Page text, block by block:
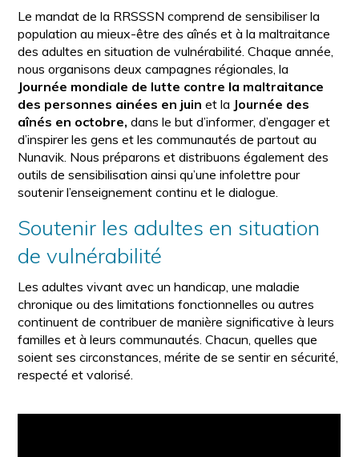
Le mandat de la RRSSSN comprend de sensibiliser la
population au mieux-être des aînés et à la maltraitance
des adultes en situation de vulnérabilité. Chaque année,
nous organisons deux campagnes régionales, la
Journée mondiale de lutte contre la maltraitance
des personnes ainées en juinet la Journée des
aînés en octobre,dans le but d’informer, d’engager et
d’inspirer les gens et les communautés de partout au
Nunavik. Nous préparons et distribuons également des
outils de sensibilisation ainsi qu’une infolettre pour
soutenir l’enseignement continu et le dialogue.
Soutenir les adultes en situation
de vulnérabilité
Les adultes vivant avec un handicap, une maladie
chronique ou des limitations fonctionnelles ou autres
continuent de contribuer de manière significative à leurs
familles et à leurs communautés. Chacun, quelles que
soient ses circonstances, mérite de se sentir en sécurité,
respecté et valorisé.